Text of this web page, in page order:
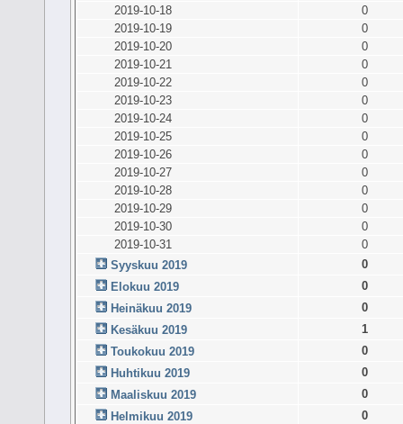
2019-10-18
0
2019-10-19
0
2019-10-20
0
2019-10-21
0
2019-10-22
0
2019-10-23
0
2019-10-24
0
2019-10-25
0
2019-10-26
0
2019-10-27
0
2019-10-28
0
2019-10-29
0
2019-10-30
0
2019-10-31
0
Syyskuu 2019
0
Elokuu 2019
0
Heinäkuu 2019
0
Kesäkuu 2019
1
Toukokuu 2019
0
Huhtikuu 2019
0
Maaliskuu 2019
0
Helmikuu 2019
0